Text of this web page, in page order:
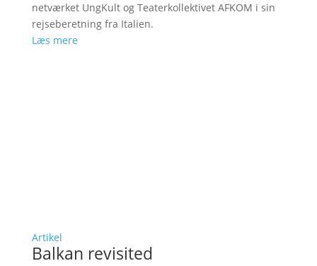
netværket UngKult og Teaterkollektivet AFKOM i sin
rejseberetning fra Italien.
Læs mere
Artikel
Balkan revisited